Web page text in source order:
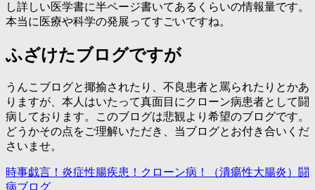
し詳しい医学書に半ページ書いてあるくらいの情報量です。
本当に医療や科学の発展ってすごいですね。
ふざけたブログですが
うんこブログと揶揄されたり、不良患者と罵られたりとかあ
りますが、本人はいたって真面目にクローン病患者として闘
病しております。このブログは悲観より希望のブログです。
どうかその点をご理解いただき、当ブログとお付き合いくだ
さいませ。
時事戯言！炎症性腸疾患！クローン病！（潰瘍性大腸炎）闘
病ブログ